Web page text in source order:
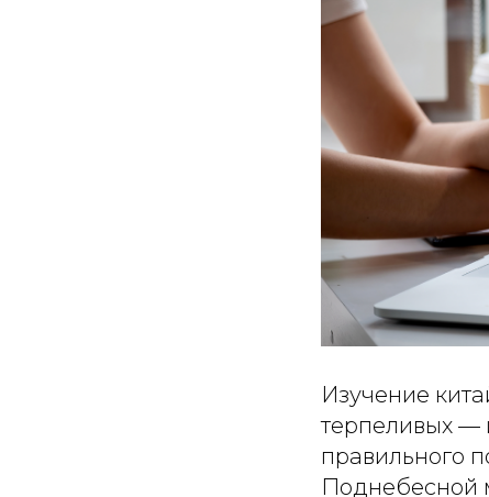
Изучение
терпеливых —
правильного
Поднебесной